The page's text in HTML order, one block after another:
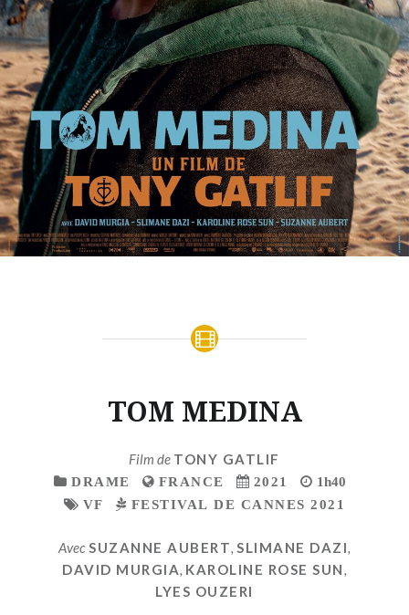
TOM MEDINA
Film de TONY GATLIF
DRAME FRANCE 2021
1h40
VF
FESTIVAL DE CANNES 2021
AvecSUZANNE AUBERT, SLIMANE DAZI,
DAVID MURGIA, KAROLINE ROSE SUN,
LYES OUZERI